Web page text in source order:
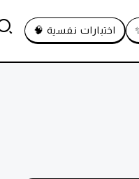
اختبارات نفسية 🧠